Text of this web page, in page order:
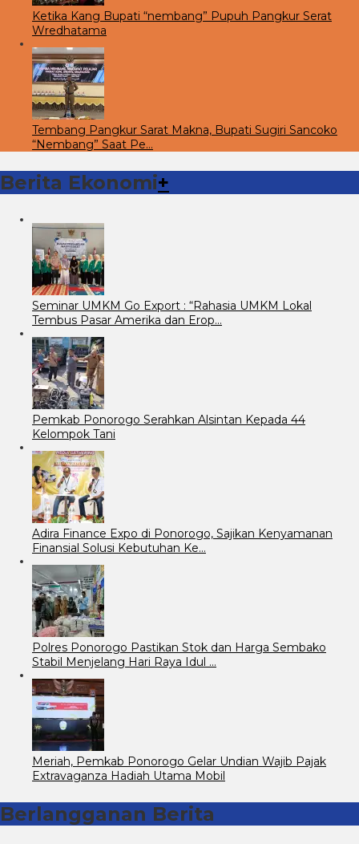
Ketika Kang Bupati “nembang” Pupuh Pangkur Serat
Wredhatama
Tembang Pangkur Sarat Makna, Bupati Sugiri Sancoko
“Nembang” Saat Pe…
Berita Ekonomi+
Seminar UMKM Go Export : “Rahasia UMKM Lokal
Tembus Pasar Amerika dan Erop…
Pemkab Ponorogo Serahkan Alsintan Kepada 44
Kelompok Tani
Adira Finance Expo di Ponorogo, Sajikan Kenyamanan
Finansial Solusi Kebutuhan Ke…
Polres Ponorogo Pastikan Stok dan Harga Sembako
Stabil Menjelang Hari Raya Idul …
Meriah, Pemkab Ponorogo Gelar Undian Wajib Pajak
Extravaganza Hadiah Utama Mobil
Berlangganan Berita